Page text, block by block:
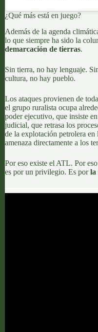
¿Qué más está en juego?
Además de la agenda
lo que siempre ha sido la
demarcación de tierras.
Sin tierra, no hay lenguaje.
cultura, no hay pueblo.
Los ataques provienen de
el grupo ruralista ocupa
poder ejecutivo, que insiste en
judicial, que retrasa los
de la explotación petrolera en
amenaza directamente a los
Por eso existe el ATL. Por
es por un privilegio. Es porla